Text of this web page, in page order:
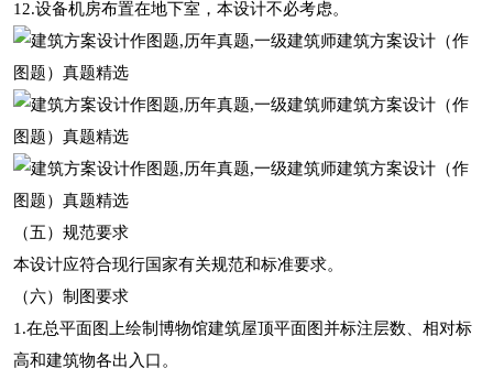
12.设备机房布置在地下室，本设计不必考虑。
（五）规范要求
本设计应符合现行国家有关规范和标准要求。
（六）制图要求
1.在总平面图上绘制博物馆建筑屋顶平面图并标注层数、相对标
高和建筑物各出入口。